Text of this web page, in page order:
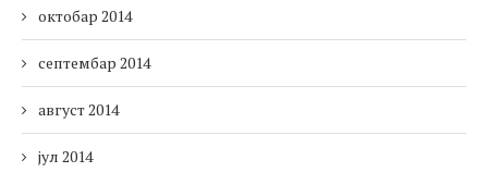
октобар 2014
септембар 2014
август 2014
јул 2014